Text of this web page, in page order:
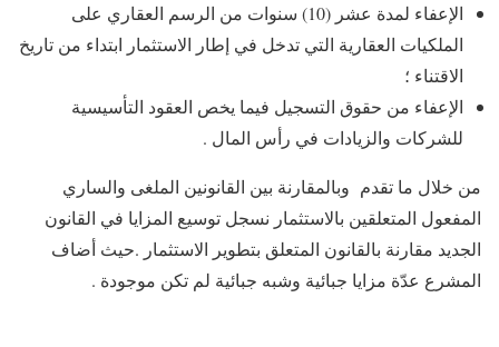
الإعفاء لمدة عشر (10) سنوات من الرسم العقاري على
الملكيات العقارية التي تدخل في إطار الاستثمار ابتداء من تاريخ
الاقتناء ؛
الإعفاء من حقوق التسجيل فيما يخص العقود التأسيسية
للشركات والزيادات في رأس المال .
من خلال ما تقدم وبالمقارنة بين القانونين الملغى والساري
المفعول المتعلقين بالاستثمار نسجل توسيع المزايا في القانون
الجديد مقارنة بالقانون المتعلق بتطوير الاستثمار .حيث أضاف
المشرع عدّة مزايا جبائية وشبه جبائية لم تكن موجودة .